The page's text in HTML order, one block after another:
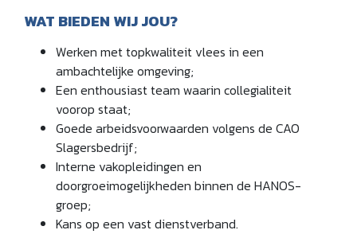
WAT BIEDEN WIJ JOU?
Werken met topkwaliteit vlees in een
ambachtelijke omgeving;
Een enthousiast team waarin collegialiteit
voorop staat;
Goede arbeidsvoorwaarden volgens de CAO
Slagersbedrijf;
Interne vakopleidingen en
doorgroeimogelijkheden binnen de HANOS-
groep;
Kans op een vast dienstverband.